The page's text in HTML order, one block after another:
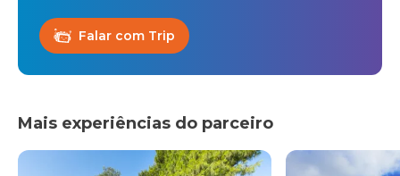
Falar com Trip
Mais experiências do parceiro